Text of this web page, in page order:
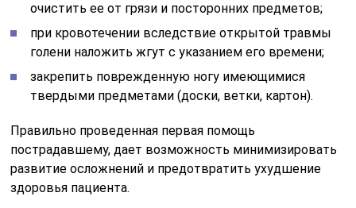
очистить ее от грязи и посторонних предметов;
при кровотечении вследствие открытой травмы
голени наложить жгут с указанием его времени;
закрепить поврежденную ногу имеющимися
твердыми предметами (доски, ветки, картон).
Правильно проведенная первая помощь
пострадавшему, дает возможность минимизировать
развитие осложнений и предотвратить ухудшение
здоровья пациента.